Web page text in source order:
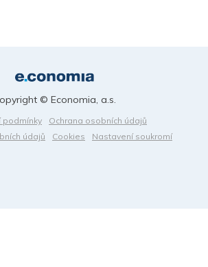
podmínky
Ochrana osobních údajů
údajů
Cookies Nastavení soukromí
© Economia, a.s.